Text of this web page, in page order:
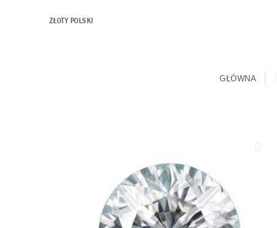
ZŁOTY POLSKI
GŁÓWNA